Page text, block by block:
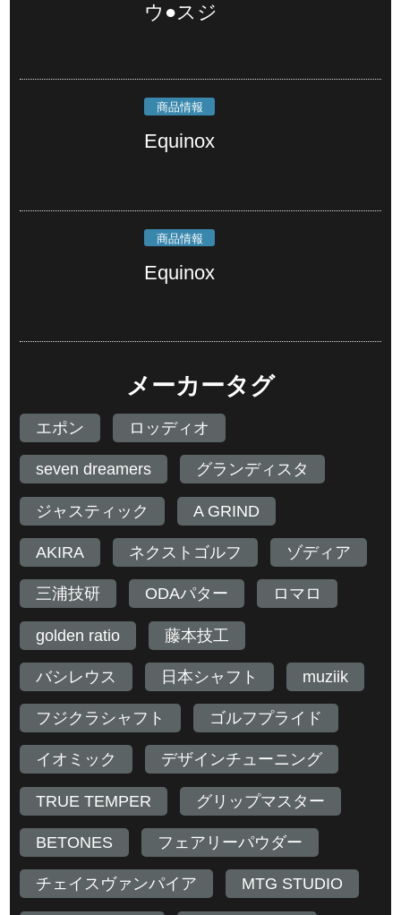
ウ●スジ
商品情報
Equinox
商品情報
Equinox
メーカータグ
エポン ロッディオ
seven dreamers グランディスタ
ジャスティック A GRIND
AKIRA ネクストゴルフ ゾディア
三浦技研 ODAパター ロマロ
golden ratio 藤本技工
バシレウス 日本シャフト muziik
フジクラシャフト ゴルフプライド
イオミック デザインチューニング
TRUE TEMPER グリップマスター
BETONES フェアリーパウダー
チェイスヴァンパイア MTG STUDIO